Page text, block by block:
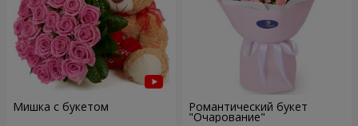
Мишка с букетом Романтический букет
"Очарование"